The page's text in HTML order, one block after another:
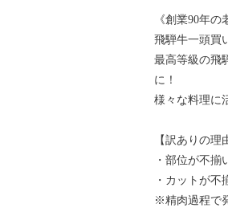
《創業90年
飛騨牛一頭買
最高等級の飛
に！
様々な料理に
【訳ありの理
・部位が不揃
・カットが不
※精肉過程で